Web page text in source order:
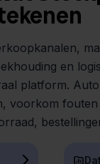
en
platform.
voorkom